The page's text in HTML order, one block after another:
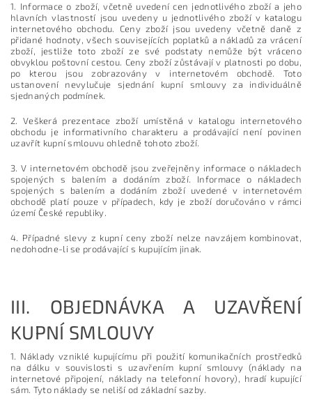
1. Informace o zboží, včetně uvedení cen jednotlivého zboží a jeho
hlavních vlastností jsou uvedeny u jednotlivého zboží v katalogu
internetového obchodu. Ceny zboží jsou uvedeny včetně daně z
přidané hodnoty, všech souvisejících poplatků a nákladů za vrácení
zboží, jestliže toto zboží ze své podstaty nemůže být vráceno
obvyklou poštovní cestou. Ceny zboží zůstávají v platnosti po dobu,
po kterou jsou zobrazovány v internetovém obchodě. Toto
ustanovení nevylučuje sjednání kupní smlouvy za individuálně
sjednaných podmínek.
2. Veškerá prezentace zboží umístěná v katalogu internetového
obchodu je informativního charakteru a prodávající není povinen
uzavřít kupní smlouvu ohledně tohoto zboží.
3. V internetovém obchodě jsou zveřejněny informace o nákladech
spojených s balením a dodáním zboží. Informace o nákladech
spojených s balením a dodáním zboží uvedené v internetovém
obchodě platí pouze v případech, kdy je zboží doručováno v rámci
území České republiky.
4. Případné slevy z kupní ceny zboží nelze navzájem kombinovat,
nedohodne-li se prodávající s kupujícím jinak.
III. OBJEDNÁVKA A UZAVŘENÍ
KUPNÍ SMLOUVY
1. Náklady vzniklé kupujícímu při použití komunikačních prostředků
na dálku v souvislosti s uzavřením kupní smlouvy (náklady na
internetové připojení, náklady na telefonní hovory), hradí kupující
sám. Tyto náklady se neliší od základní sazby.